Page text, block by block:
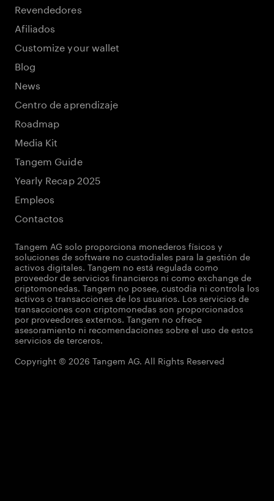
Revendedores
Afiliados
Customize your wallet
Blog
News
Centro de aprendizaje
Roadmap
Media Kit
Tangem Guide
Yearly Recap 2025
Empleos
Contactos
Tangem AG solo proporciona monederos físicos y
soluciones de software no custodiales para la gestión de
activos digitales. Tangem no está regulada como
proveedor de servicios financieros ni como exchange de
criptomonedas. Tangem no posee, custodia ni controla los
activos o transacciones de los usuarios. Los servicios de
transacciones con criptomonedas son proporcionados
por proveedores externos. Tangem no ofrece
asesoramiento ni recomendaciones sobre el uso de estos
servicios de terceros.